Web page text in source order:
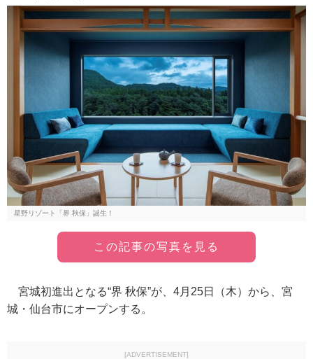
星野リゾート「界 秋保」誕生！
この記事の写真を見る
宮城初進出となる“界 秋保”が、4月25日（木）から、宮
城・仙台市にオープンする。
[ADVERTISEMENT]